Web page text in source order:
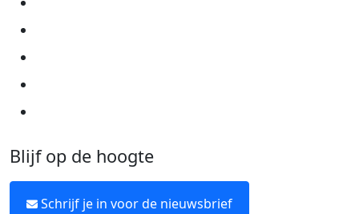
Blijf op de hoogte
Schrijf je in voor de nieuwsbrief